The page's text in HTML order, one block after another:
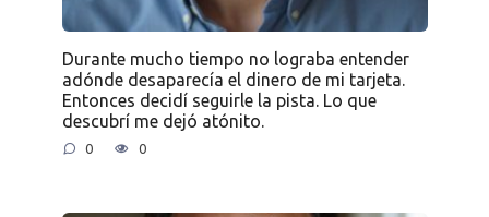
Durante mucho tiempo no lograba entender
adónde desaparecía el dinero de mi tarjeta.
Entonces decidí seguirle la pista. Lo que
descubrí me dejó atónito.
0 0